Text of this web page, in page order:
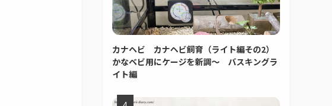
カナヘビ カナヘビ飼育（ライト編その2）
かなベビ用にケージを新調～ バスキングラ
イト編